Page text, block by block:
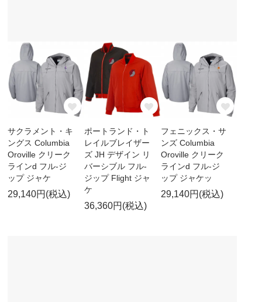
サクラメント・キ
ングス Columbia
Oroville クリーク
ラインd フル-ジ
ップ ジャケ
29,140円(税込)
ポートランド・ト
レイルブレイザー
ズ JH デザイン リ
バーシブル フル-
ジップ Flight ジャ
ケ
36,360円(税込)
フェニックス・サ
ンズ Columbia
Oroville クリーク
ラインd フル-ジ
ップ ジャケッ
29,140円(税込)